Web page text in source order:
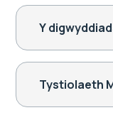
Y
Tystiolaeth